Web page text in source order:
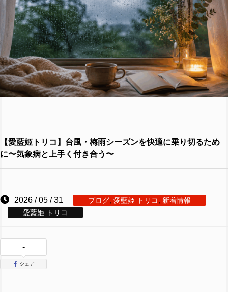
【愛藍姫トリコ】台風・梅雨シーズンを快適に乗り切るため
に〜気象病と上手く付き合う〜
2026 / 05 / 31 ブログ 愛藍姫 トリコ
新着情報
愛藍姫 トリコ
-
シェア